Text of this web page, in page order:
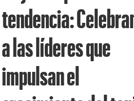
tendencia:
a las líderes que
impulsan el